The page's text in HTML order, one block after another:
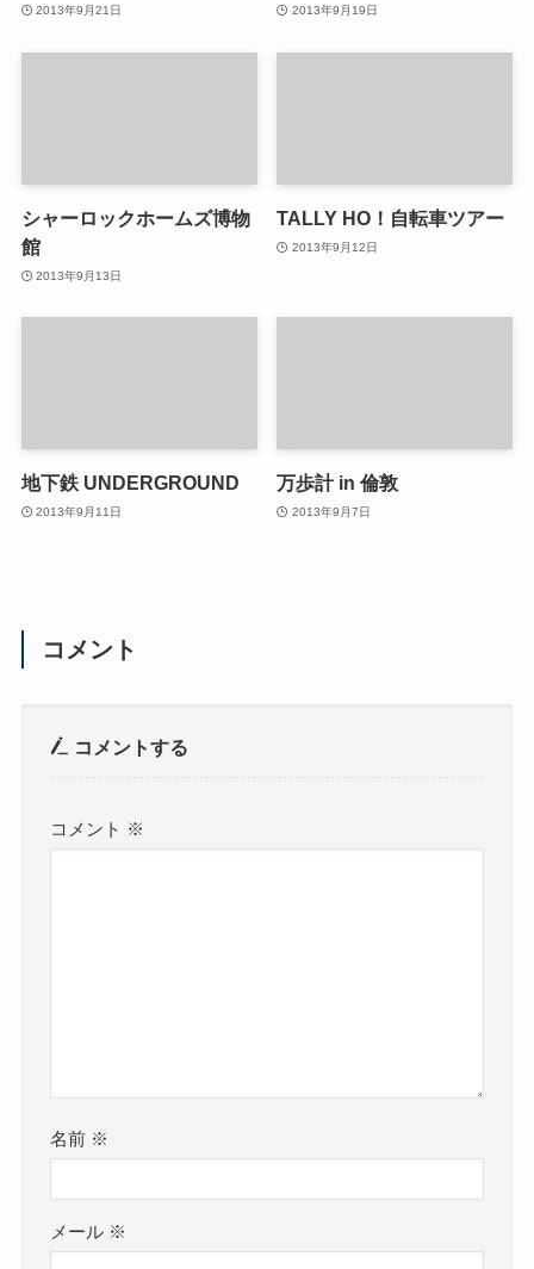
2013年9月21日 2013年9月19日
シャーロックホームズ博物
館
2013年9月13日
TALLY HO！自転車ツアー
2013年9月12日
地下鉄 UNDERGROUND
2013年9月11日
万歩計 in 倫敦
2013年9月7日
コメント
コメントする
コメント ※
名前 ※
メール ※